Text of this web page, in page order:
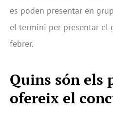
es poden presentar en
el termini per presentar el
febrer.
Quins són els
ofereix el